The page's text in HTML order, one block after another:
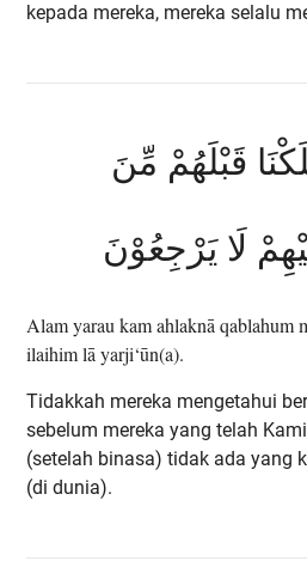
kepada mereka, mereka selalu
قَبْلَهُمْ مِّنَ
لَا يَرْجِعُوْنَ
Alam yarau kam ahlaknā qablahum
ilaihim lā yarji‘ūn(a).
Tidakkah mereka mengetahui
sebelum mereka yang telah
(setelah binasa) tidak ada yang
(di dunia).